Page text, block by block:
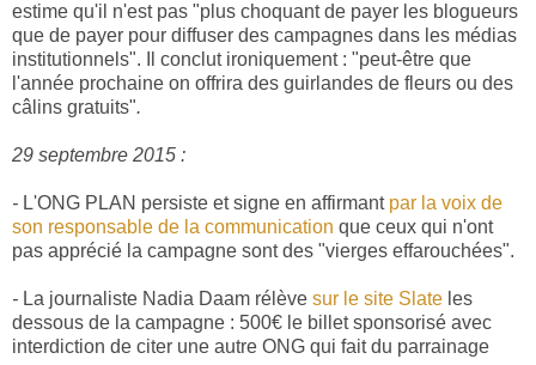
estime qu'il n'est pas "plus choquant de payer les blogueurs
que de payer pour diffuser des campagnes dans les médias
institutionnels". Il conclut ironiquement : "peut-être que
l'année prochaine on offrira des guirlandes de fleurs ou des
câlins gratuits".
29 septembre 2015 :
- L'ONG PLAN persiste et signe en affirmant par la voix de
son responsable de la communication que ceux qui n'ont
pas apprécié la campagne sont des "vierges effarouchées".
- La journaliste Nadia Daam rélève sur le site Slate les
dessous de la campagne : 500€ le billet sponsorisé avec
interdiction de citer une autre ONG qui fait du parrainage